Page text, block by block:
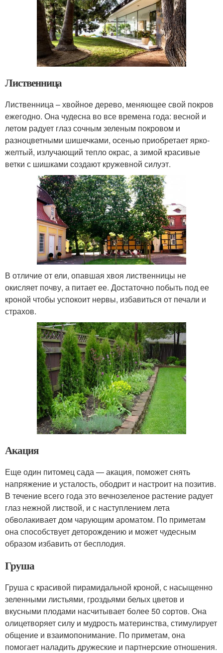
Лиственница
Лиственница – хвойное дерево, меняющее свой покров
ежегодно. Она чудесна во все времена года: весной и
летом радует глаз сочным зеленым покровом и
разноцветными шишечками, осенью приобретает ярко-
желтый, излучающий тепло окрас, а зимой красивые
ветки с шишками создают кружевной силуэт.
В отличие от ели, опавшая хвоя лиственницы не
окисляет почву, а питает ее. Достаточно побыть под ее
кроной чтобы успокоит нервы, избавиться от печали и
страхов.
Акация
Еще один питомец сада — акация, поможет снять
напряжение и усталость, ободрит и настроит на позитив.
В течение всего года это вечнозеленое растение радует
глаз нежной листвой, и с наступлением лета
обволакивает дом чарующим ароматом. По приметам
она способствует деторождению и может чудесным
образом избавить от бесплодия.
Груша
Груша с красивой пирамидальной кроной, с насыщенно
зеленными листьями, гроздьями белых цветов и
вкусными плодами насчитывает более 50 сортов. Она
олицетворяет силу и мудрость материнства, стимулирует
общение и взаимопонимание. По приметам, она
помогает наладить дружеские и партнерские отношения.